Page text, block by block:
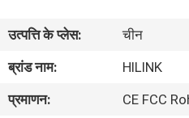
हमारे
बारे
में
उत्पत्ति के प्लेस:
चीन
ब्रांड नाम:
HILINK
प्रमाणन:
CE FCC